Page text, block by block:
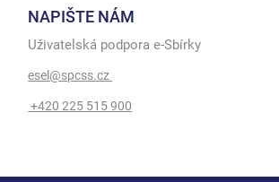
NAPIŠTE NÁM
Uživatelská podpora e-Sbírky
esel@spcss.cz
+420 225 515 900